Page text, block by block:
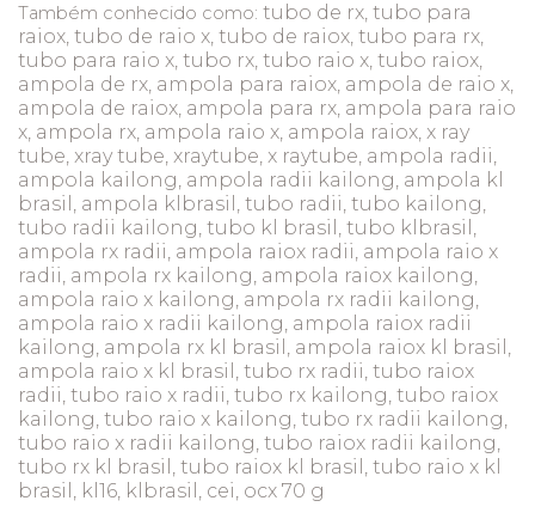
Também conhecido como: tubo de rx, tubo para
raiox, tubo de raio x, tubo de raiox, tubo para rx,
tubo para raio x, tubo rx, tubo raio x, tubo raiox,
ampola de rx, ampola para raiox, ampola de raio x,
ampola de raiox, ampola para rx, ampola para raio
x, ampola rx, ampola raio x, ampola raiox, x ray
tube, xray tube, xraytube, x raytube, ampola radii,
ampola kailong, ampola radii kailong, ampola kl
brasil, ampola klbrasil, tubo radii, tubo kailong,
tubo radii kailong, tubo kl brasil, tubo klbrasil,
ampola rx radii, ampola raiox radii, ampola raio x
radii, ampola rx kailong, ampola raiox kailong,
ampola raio x kailong, ampola rx radii kailong,
ampola raio x radii kailong, ampola raiox radii
kailong, ampola rx kl brasil, ampola raiox kl brasil,
ampola raio x kl brasil, tubo rx radii, tubo raiox
radii, tubo raio x radii, tubo rx kailong, tubo raiox
kailong, tubo raio x kailong, tubo rx radii kailong,
tubo raio x radii kailong, tubo raiox radii kailong,
tubo rx kl brasil, tubo raiox kl brasil, tubo raio x kl
brasil, kl16, klbrasil, cei, ocx 70 g